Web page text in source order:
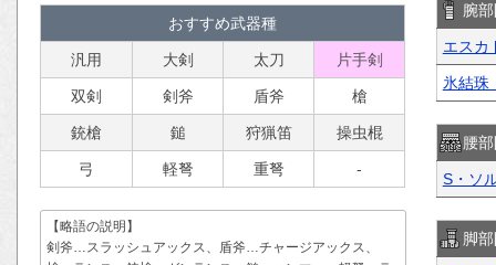
おすすめ武器種
汎用 大剣 太刀 片手剣
双剣 剣斧 盾斧 槍
銃槍 鎚 狩猟笛 操虫棍
弓 軽弩 重弩 -
【略語の説明】
剣斧…スラッシュアックス、盾斧…チャージアックス、
腕
エスカ
氷結珠
腰
S・ソ
脚